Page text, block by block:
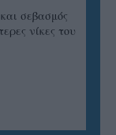
σεβασμός
νίκες του